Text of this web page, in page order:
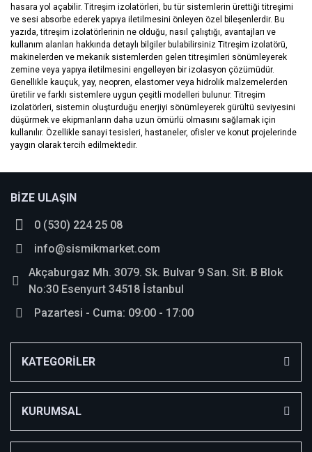
hasara yol açabilir. Titreşim izolatörleri, bu tür sistemlerin ürettiği titreşimi
ve sesi absorbe ederek yapıya iletilmesini önleyen özel bileşenlerdir. Bu
yazıda, titreşim izolatörlerinin ne olduğu, nasıl çalıştığı, avantajları ve
kullanım alanları hakkında detaylı bilgiler bulabilirsiniz Titreşim izolatörü,
makinelerden ve mekanik sistemlerden gelen titreşimleri sönümleyerek
zemine veya yapıya iletilmesini engelleyen bir izolasyon çözümüdür.
Genellikle kauçuk, yay, neopren, elastomer veya hidrolik malzemelerden
üretilir ve farklı sistemlere uygun çeşitli modelleri bulunur. Titreşim
izolatörleri, sistemin oluşturduğu enerjiyi sönümleyerek gürültü seviyesini
düşürmek ve ekipmanların daha uzun ömürlü olmasını sağlamak için
kullanılır. Özellikle sanayi tesisleri, hastaneler, ofisler ve konut projelerinde
yaygın olarak tercih edilmektedir.
BİZE ULAŞIN
0 (530) 224 25 08
info@sismikmarket.com
Akçaburgaz Mh. 3079. Sk. Bulvar 9 San. Sit. B Blok
No:30 Esenyurt 34518 İstanbul
Pazartesi - Cuma: 09:00 - 17:00
KATEGORİLER
KURUMSAL